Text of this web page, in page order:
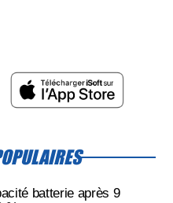
batterie après 9